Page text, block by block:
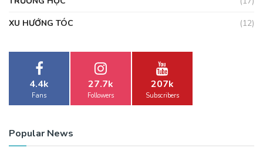
XU HƯỚNG TÓC
(12)
4.4k
Fans
27.7k
Followers
207k
Subscribers
Popular News